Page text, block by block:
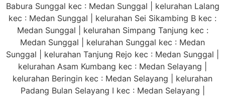
Babura Sunggal kec : Medan Sunggal | kelurahan Lalang
kec : Medan Sunggal | kelurahan Sei Sikambing B kec :
Medan Sunggal | kelurahan Simpang Tanjung kec :
Medan Sunggal | kelurahan Sunggal kec : Medan
Sunggal | kelurahan Tanjung Rejo kec : Medan Sunggal |
kelurahan Asam Kumbang kec : Medan Selayang |
kelurahan Beringin kec : Medan Selayang | kelurahan
Padang Bulan Selayang I kec : Medan Selayang |